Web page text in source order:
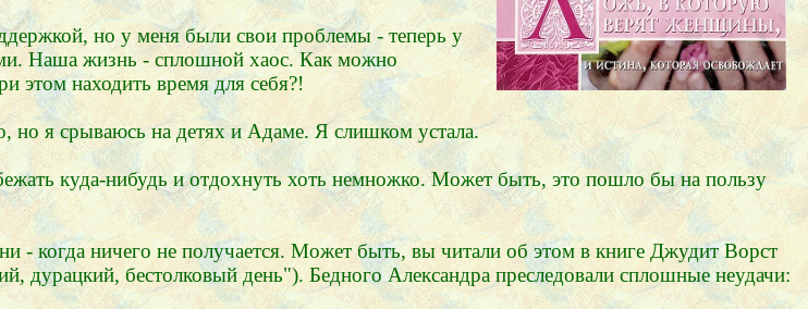
но у меня были свои проблемы - теперь у
Наша жизнь - сплошной хаос. Как можно
этом находить время для себя?!
но я срываюсь на детях и Адаме. Я слишком устала.
куда-нибудь и отдохнуть хоть немножко. Может быть, это пошло бы на пользу
- когда ничего не получается. Может быть, вы читали об этом в книге Джудит Ворст
бестолковый день"). Бедного Александра преследовали сплошные неудачи: